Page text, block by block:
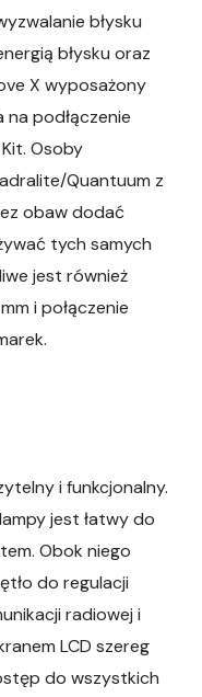
błysku
błysku oraz
X wyposażony
na podłączenie
Osoby
Quantuum z
obaw dodać
tych samych
jest również
i połączenie
i funkcjonalny.
jest łatwy do
Obok niego
do regulacji
radiowej i
LCD szereg
do wszystkich